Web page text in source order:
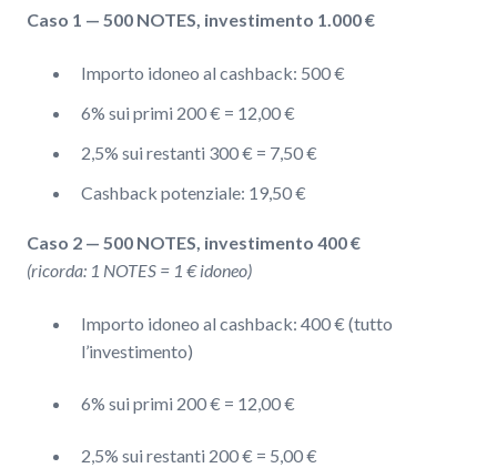
Caso 1 — 500 NOTES, investimento 1.000 €
Importo idoneo al cashback: 500 €
6% sui primi 200 € = 12,00 €
2,5% sui restanti 300 € = 7,50 €
Cashback potenziale: 19,50 €
Caso 2 — 500 NOTES, investimento 400 €
(ricorda: 1 NOTES = 1 € idoneo)
Importo idoneo al cashback: 400 € (tutto
l’investimento)
6% sui primi 200 € = 12,00 €
2,5% sui restanti 200 € = 5,00 €